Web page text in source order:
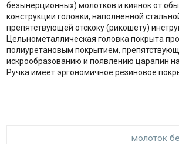
безынерционных) молотков и киянок от
конструкции головки, наполненной
препятствующей отскоку (рикошету)
Цельнометаллическая головка покрыта
полиуретановым покрытием,
искрообразованию и появлению царапин на
Ручка имеет эргономичное резиновое
молоток